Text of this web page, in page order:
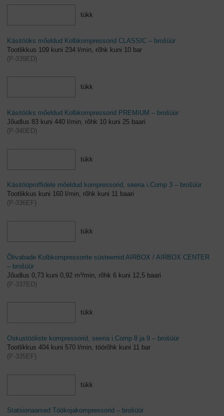
tükk
Käsitööks mõeldud Kolbkompressorid CLASSIC – brošüür
Tootlikkus 109 kuni 234 l/min, rõhk kuni 10 bar
(P-339ED)
tükk
Käsitööks mõeldud Kolbkompressorid PREMIUM – brošüür
Jõudlus 83 kuni 440 l/min, rõhk 10 kuni 25 baari
(P-340ED)
tükk
Käsitööproffidele mõeldud kompressorid, seeria i.Comp 3 – brošüür
Tootlikkus kuni 160 l/min, rõhk kuni 11 baari
(P-336EF)
tükk
Õlivabade Kolbkompressorite süsteemid AIRBOX / AIRBOX CENTER
– brošüür
Jõudlus 0,73 kuni 0,92 m³/min, rõhk 6 kuni 12,5 baari
(P-337ED)
tükk
Oskustööliste kompressorid, seeria i.Comp 8 ja 9 – brošüür
Tootlikkus 404 kuni 570 l/min, töörõhk kuni 11 bar
(P-335EF)
tükk
Statsionaarsed Töökojakompressorid – brošüür